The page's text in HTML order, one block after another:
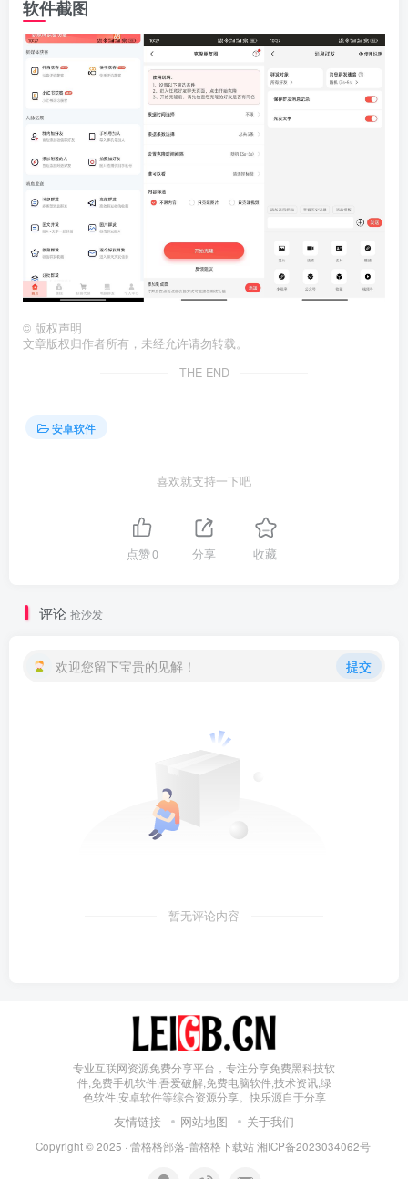
软件截图
© 版权声明
文章版权归作者所有，未经允许请勿转载。
THE END
安卓软件
喜欢就支持一下吧
点赞0 分享 收藏
评论 抢沙发
欢迎您留下宝贵的见解！ 提交
暂无评论内容
专业互联网资源免费分享平台，专注分享免费黑科技软
件,免费手机软件,吾爱破解,免费电脑软件,技术资讯,绿
色软件,安卓软件等综合资源分享。快乐源自于分享
友情链接 网站地图 关于我们
Copyright © 2025 · 蕾格格部落-蕾格格下载站 湘ICP备2023034062号